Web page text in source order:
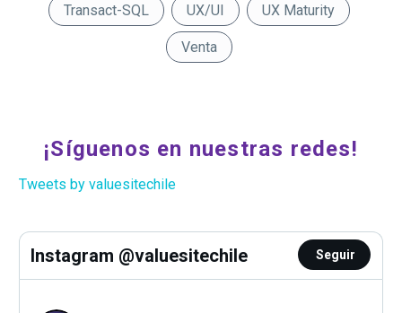
Transact-SQL UX/UI UX Maturity
Venta
¡Síguenos en nuestras redes!
Tweets by valuesitechile
Instagram @valuesitechile Seguir